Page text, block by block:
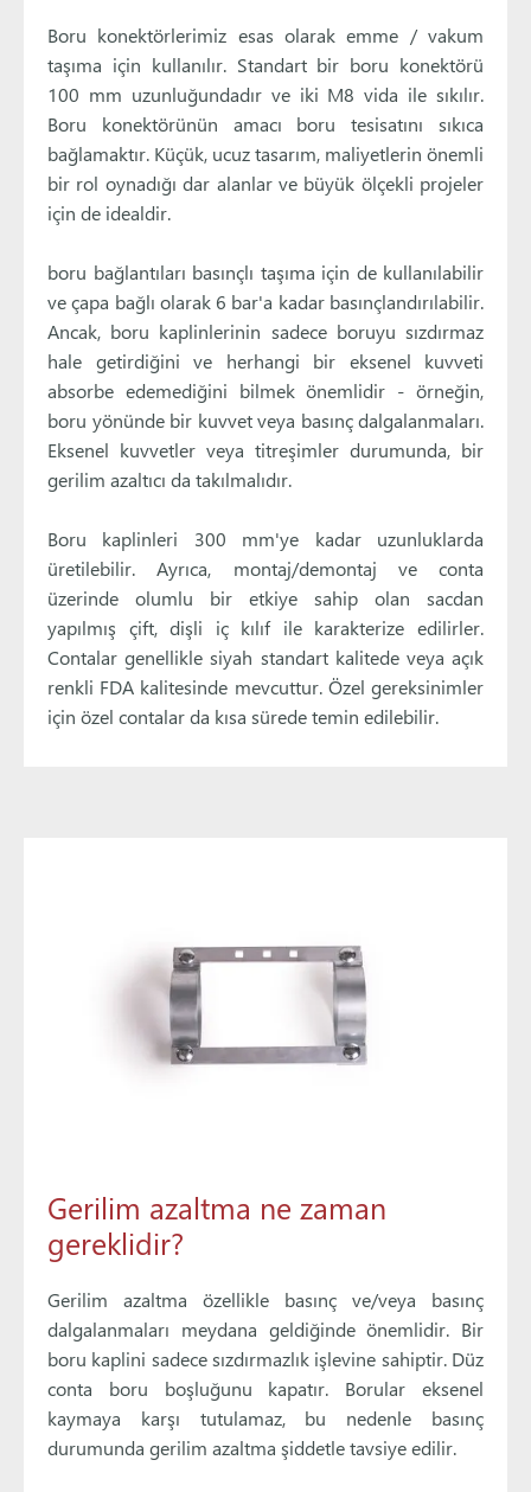
Boru konektörlerimiz esas olarak emme / vakum
taşıma için kullanılır. Standart bir boru konektörü
100 mm uzunluğundadır ve iki M8 vida ile sıkılır.
Boru konektörünün amacı boru tesisatını sıkıca
bağlamaktır. Küçük, ucuz tasarım, maliyetlerin önemli
bir rol oynadığı dar alanlar ve büyük ölçekli projeler
için de idealdir.
boru bağlantıları basınçlı taşıma için de kullanılabilir
ve çapa bağlı olarak 6 bar'a kadar basınçlandırılabilir.
Ancak, boru kaplinlerinin sadece boruyu sızdırmaz
hale getirdiğini ve herhangi bir eksenel kuvveti
absorbe edemediğini bilmek önemlidir - örneğin,
boru yönünde bir kuvvet veya basınç dalgalanmaları.
Eksenel kuvvetler veya titreşimler durumunda, bir
gerilim azaltıcı da takılmalıdır.
Boru kaplinleri 300 mm'ye kadar uzunluklarda
üretilebilir. Ayrıca, montaj/demontaj ve conta
üzerinde olumlu bir etkiye sahip olan sacdan
yapılmış çift, dişli iç kılıf ile karakterize edilirler.
Contalar genellikle siyah standart kalitede veya açık
renkli FDA kalitesinde mevcuttur. Özel gereksinimler
için özel contalar da kısa sürede temin edilebilir.
Gerilim azaltma ne zaman
gereklidir?
Gerilim azaltma özellikle basınç ve/veya basınç
dalgalanmaları meydana geldiğinde önemlidir. Bir
boru kaplini sadece sızdırmazlık işlevine sahiptir. Düz
conta boru boşluğunu kapatır. Borular eksenel
kaymaya karşı tutulamaz, bu nedenle basınç
durumunda gerilim azaltma şiddetle tavsiye edilir.